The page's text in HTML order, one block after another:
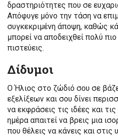
δραστηριότητες που σε
Απόφυγε μόνο την τάση να
συγκεκριμένη άποψη, καθώς
μπορεί να αποδειχθεί πολύ
πιστεύεις.
Δίδυμοι
Ο Ήλιος στο ζώδιό σου σε
εξελίξεων και σου δίνει
να εκφράσεις τις ιδέες και
ημέρα απαιτεί να βρεις μια
που θέλεις να κάνεις και